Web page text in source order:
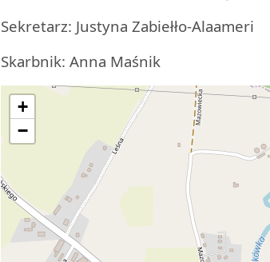
Sekretarz: Justyna Zabiełło-Alaameri
Skarbnik: Anna Maśnik
+
−